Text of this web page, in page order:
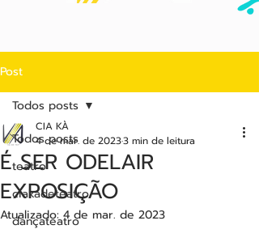
Post
Todos posts
teatro
ciakadeteatro
dançateatro
Todos posts
É SER ODELAIR
EXPOSIÇÃO
CIA KÀ
4 de mar. de 20233 min de leitura
Atualizado: 4 de mar. de 2023